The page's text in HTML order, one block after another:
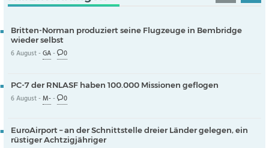
Britten-Norman produziert seine Flugzeuge in Bembridge
wieder selbst
6 August -GA- 0
PC-7 der RNLASF haben 100.000 Missionen geflogen
6 August -M-- 0
EuroAirport – an der Schnittstelle dreier Länder gelegen, ein
rüstiger Achtzigjähriger